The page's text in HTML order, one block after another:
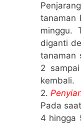
tanaman
minggu.
diganti
tanaman
2
kembali.
2.
Pada
4 hingga